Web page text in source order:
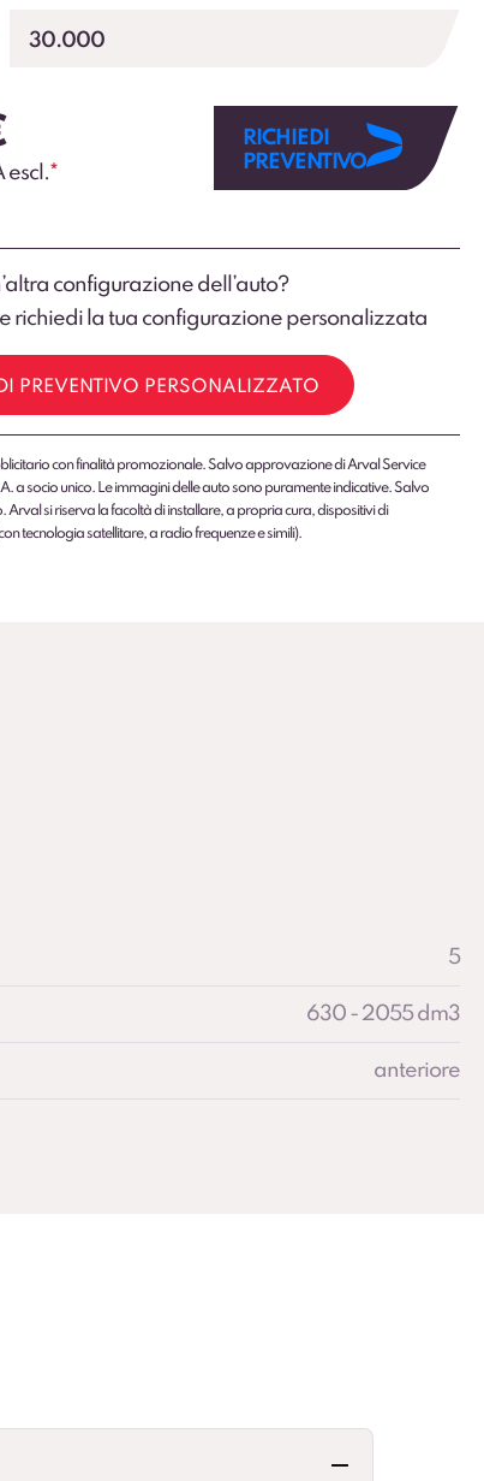
30.000
escl.*
RICHIEDI
PREVENTIVO
configurazione dell’auto?
richiedi la tua configurazione personalizzata
PREVENTIVO PERSONALIZZATO
con finalità promozionale. Salvo approvazione di Arval Service
a socio unico. Le immagini delle auto sono puramente indicative. Salvo
Arval si riserva la facoltà di installare, a propria cura, dispositivi di
tecnologia satellitare, a radio frequenze e simili).
5
630 - 2055 dm3
anteriore